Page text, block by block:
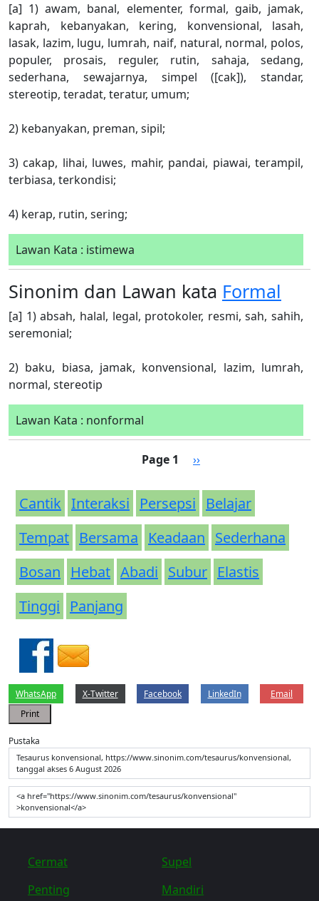
[a] 1) awam, banal, elementer, formal, gaib, jamak,
kaprah, kebanyakan, kering, konvensional, lasah,
lasak, lazim, lugu, lumrah, naif, natural, normal, polos,
populer, prosais, reguler, rutin, sahaja, sedang,
sederhana, sewajarnya, simpel ([cak]), standar,
stereotip, teradat, teratur, umum;
2) kebanyakan, preman, sipil;
3) cakap, lihai, luwes, mahir, pandai, piawai, terampil,
terbiasa, terkondisi;
4) kerap, rutin, sering;
Lawan Kata : istimewa
Sinonim dan Lawan kata Formal
[a] 1) absah, halal, legal, protokoler, resmi, sah, sahih,
seremonial;
2) baku, biasa, jamak, konvensional, lazim, lumrah,
normal, stereotip
Lawan Kata : nonformal
Page 1 Next page
››
Cantik Interaksi Persepsi
Belajar
Tempat Bersama Keadaan Sederhana
Bosan
Hebat Abadi Subur Elastis
Tinggi
Panjang
WhatsApp X-Twitter Facebook LinkedIn
Email
Print
Pustaka
Tesaurus konvensional, https://www.sinonim.com/tesaurus/konvensional,
tanggal akses 6 August 2026
<a href="https://www.sinonim.com/tesaurus/konvensional"
>konvensional</a>
Cermat
Penting
Supel
Mandiri